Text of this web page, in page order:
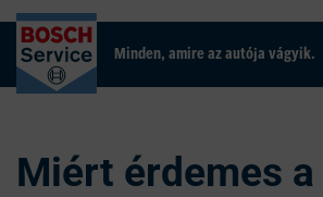
Minden, amire az autója vágyik.
Miért érdemes